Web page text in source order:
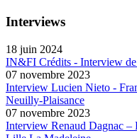
Interviews
18 juin 2024
IN&FI Crédits - Interview
07 novembre 2023
Interview Lucien Nieto -
Neuilly-Plaisance
07 novembre 2023
Interview Renaud Dagnac